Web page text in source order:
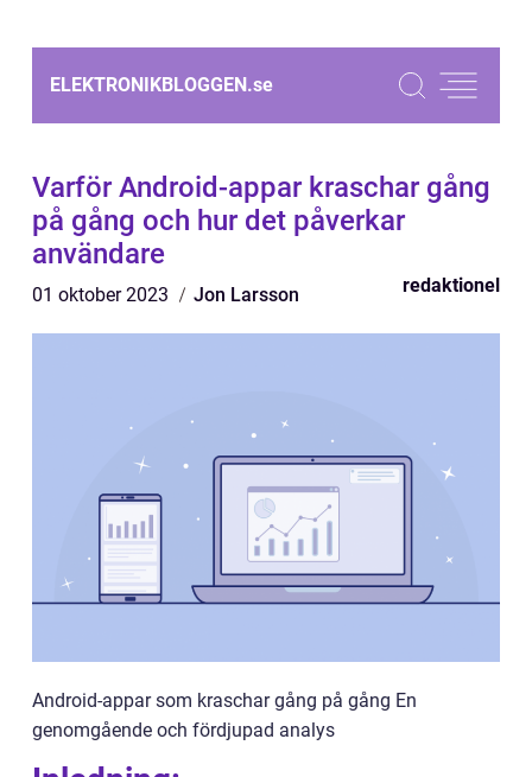
ELEKTRONIKBLOGGEN.se
Varför Android-appar kraschar gång
på gång och hur det påverkar
användare
01 oktober 2023 Jon Larsson redaktionel
Android-appar som kraschar gång på gång En
genomgående och fördjupad analys